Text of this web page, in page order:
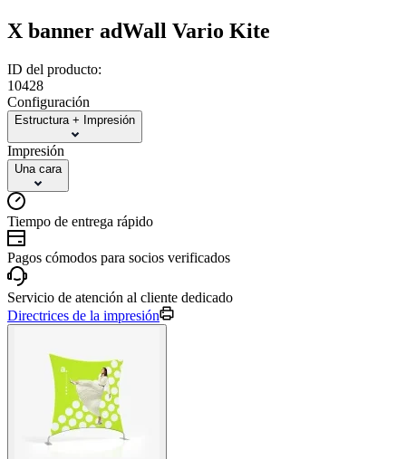
X banner adWall Vario Kite
ID del producto:
10428
Configuración
Estructura + Impresión
Impresión
Una cara
Tiempo de entrega rápido
Pagos cómodos para socios verificados
Servicio de atención al cliente dedicado
Directrices de la impresión